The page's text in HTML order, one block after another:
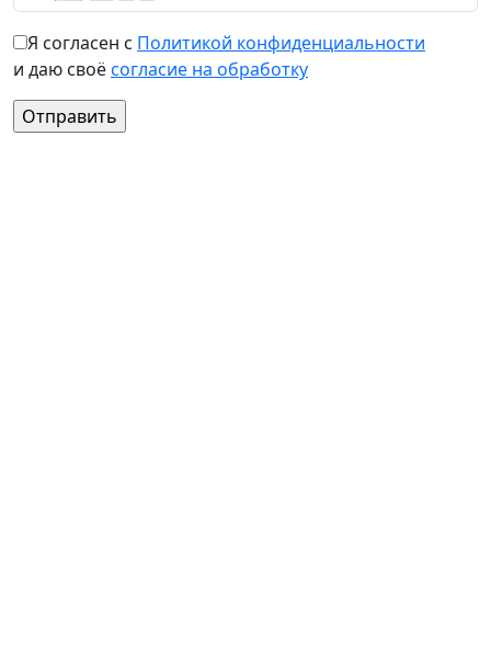
Я согласен с Политикой конфиденциальности
и даю своёсогласие на обработку